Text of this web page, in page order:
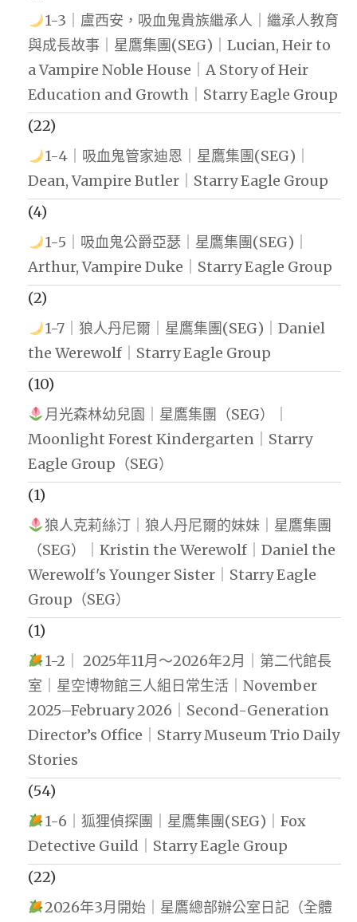
1-3｜盧西安，吸血鬼貴族繼承人｜繼承人教育
與成長故事｜星鷹集團(SEG)｜Lucian, Heir to
a Vampire Noble House｜A Story of Heir
Education and Growth｜Starry Eagle Group
(22)
1-4｜吸血鬼管家迪恩｜星鷹集團(SEG)｜
Dean, Vampire Butler｜Starry Eagle Group
(4)
1-5｜吸血鬼公爵亞瑟｜星鷹集團(SEG)｜
Arthur, Vampire Duke｜Starry Eagle Group
(2)
1-7｜狼人丹尼爾｜星鷹集團(SEG)｜Daniel
the Werewolf｜Starry Eagle Group
(10)
月光森林幼兒園｜星鷹集團（SEG）｜
Moonlight Forest Kindergarten｜Starry
Eagle Group（SEG）
(1)
狼人克莉絲汀｜狼人丹尼爾的妹妹｜星鷹集團
（SEG）｜Kristin the Werewolf｜Daniel the
Werewolf's Younger Sister｜Starry Eagle
Group（SEG）
(1)
1-2｜ 2025年11月～2026年2月｜第二代館長
室｜星空博物館三人組日常生活｜November
2025–February 2026｜Second-Generation
Director’s Office｜Starry Museum Trio Daily
Stories
(54)
1-6｜狐狸偵探團｜星鷹集團(SEG)｜Fox
Detective Guild｜Starry Eagle Group
(22)
2026年3月開始｜星鷹總部辦公室日記（全體